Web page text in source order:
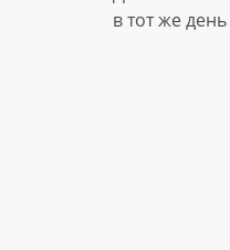
в тот же день